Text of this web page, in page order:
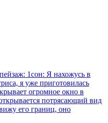
1сон: Я нахожусь в
я уже приготовилась
огромное окно в
потрясающий вид
его границ, оно